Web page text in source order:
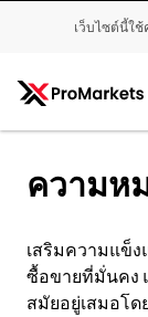
ความห
เสริมความแข็
ซื้อขายที่มั่นคง
สมัยอยู่เสมอโ
เว็บไซต์นี้ใช้